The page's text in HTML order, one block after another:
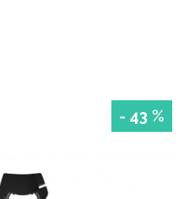
- 43 %